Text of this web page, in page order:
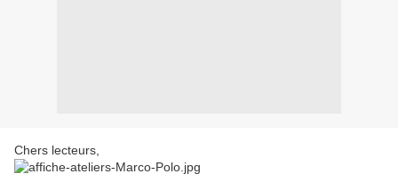
Chers lecteurs,